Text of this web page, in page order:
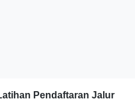
Pendaftaran Jalur